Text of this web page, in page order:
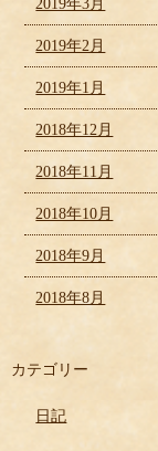
2019年3月
2019年2月
2019年1月
2018年12月
2018年11月
2018年10月
2018年9月
2018年8月
カテゴリー
日記